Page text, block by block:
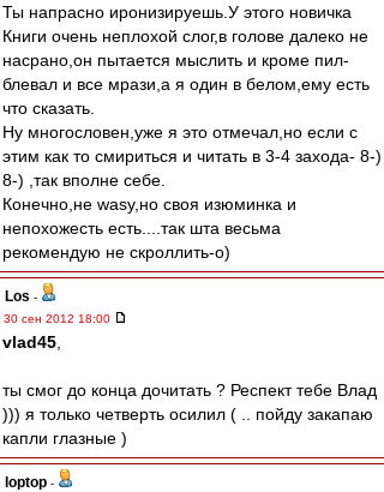
Ты напрасно иронизируешь.У этого новичка
Книги очень неплохой слог,в голове далеко не
насрано,он пытается мыслить и кроме пил-
блевал и все мрази,а я один в белом,ему есть
что сказать.
Ну многословен,уже я это отмечал,но если с
этим как то смириться и читать в 3-4 захода- 8-)
8-) ,так вполне себе.
Конечно,не wasy,но своя изюминка и
непохожесть есть....так шта весьма
рекомендую не скроллить-о)
Los -
30 сен 2012 18:00
vlad45
ты смог до конца дочитать ? Респект тебе Влад
))) я только четверть осилил ( .. пойду закапаю
капли глазные )
loptop -